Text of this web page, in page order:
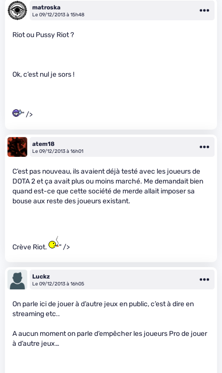
matroska
Le 09/12/2013 à 15h48
Riot ou Pussy Riot ?
Ok, c’est nul je sors !
" />
atem18
Le 09/12/2013 à 16h01
C’est pas nouveau, ils avaient déjà testé avec les joueurs de
DOTA 2 et ça avait plus ou moins marché. Me demandait bien
quand est-ce que cette société de merde allait imposer sa
bouse aux reste des joueurs existant.
Crève Riot. " />
Luckz
Le 09/12/2013 à 16h05
On parle ici de jouer à d’autre jeux en public, c’est à dire en
streaming etc..
A aucun moment on parle d’empêcher les joueurs Pro de jouer
à d’autre jeux…